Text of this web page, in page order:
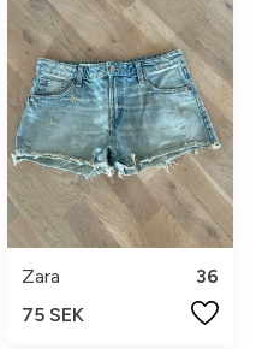
Zara
36
75 SEK